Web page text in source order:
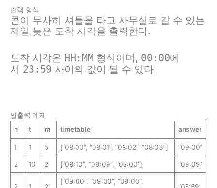
출력 형식
콘이 무사히 셔틀을 타고 사무실로 갈 수 있는
제일 늦은 도착 시각을 출력한다.
도착 시각은 HH:MM 형식이며, 00:00에
서 23:59 사이의 값이 될 수 있다.
입출력 예제
n
t m timetable answer
1 1 5 [“08:00”, “08:01”, “08:02”, “08:03”] “09:00”
2 10 2 [“09:10”, “09:09”, “08:00”] “09:09”
[“09:00”, “09:00”, “09:00”,